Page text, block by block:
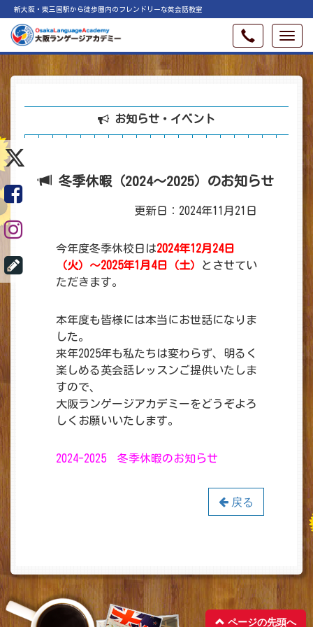
新大阪・東三国駅から徒歩圏内のフレンドリーな英会話教室
お知らせ・イベント
冬季休暇（2024～2025）のお知らせ
更新日：2024年11月21日
今年度冬季休校日は2024年12月24日
（火）～2025年1月4日（土）
とさせてい
ただきます。
本年度も皆様には本当にお世話になりま
した。
来年2025年も私たちは変わらず、明るく
楽しめる英会話レッスンご提供いたしま
すので、
大阪ランゲージアカデミーをどうぞよろ
しくお願いいたします。
2024-2025 冬季休暇のお知らせ
戻る
ページの先頭へ